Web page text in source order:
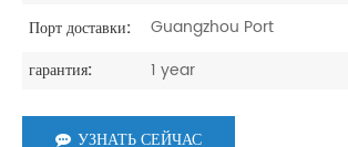
Порт доставки:
Guangzhou Port
гарантия:
1 year
УЗНАТЬ СЕЙЧАС